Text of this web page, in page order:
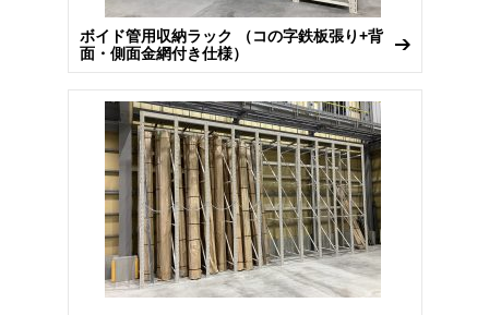
ボイド管用収納ラック （コの字鉄板張り+背
面・側面金網付き仕様）